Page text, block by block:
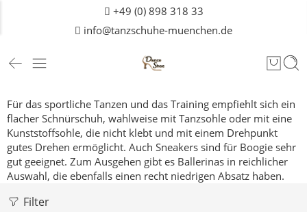
+49 (0) 898 318 33
info@tanzschuhe-muenchen.de
Für das sportliche Tanzen und das Training empfiehlt sich ein
flacher Schnürschuh, wahlweise mit Tanzsohle oder mit eine
Kunststoffsohle, die nicht klebt und mit einem Drehpunkt
gutes Drehen ermöglicht. Auch Sneakers sind für Boogie sehr
gut geeignet. Zum Ausgehen gibt es Ballerinas in reichlicher
Auswahl, die ebenfalls einen recht niedrigen Absatz haben.
Filter